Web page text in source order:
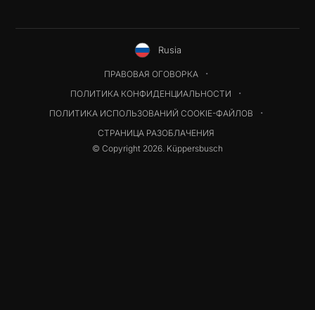
Rusia
ПРАВОВАЯ ОГОВОРКА
ПОЛИТИКА КОНФИДЕНЦИАЛЬНОСТИ
ПОЛИТИКА ИСПОЛЬЗОВАНИЙ COOKIE-ФАЙЛОВ
СТРАНИЦА РАЗОБЛАЧЕНИЯ
© Copyright 2026. Küppersbusch